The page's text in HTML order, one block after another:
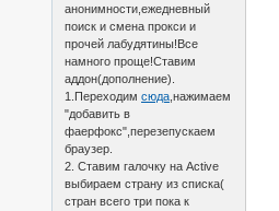
анонимности,ежедневный
поиск и смена прокси и
прочей лабудятины!Все
намного проще!Ставим
аддон(дополнение).
1.Переходимсюда ,нажимаем
"добавить в
фаерфокс",перезепускаем
браузер.
2. Ставим галочку на Active
выбираем страну из списка(
стран всего три пока к